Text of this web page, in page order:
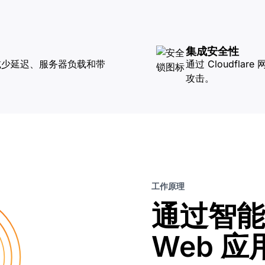
延迟、服务器负载和带
集成安全性
通过 Cloudflare
攻击。
工作原理
通过智
Web 应